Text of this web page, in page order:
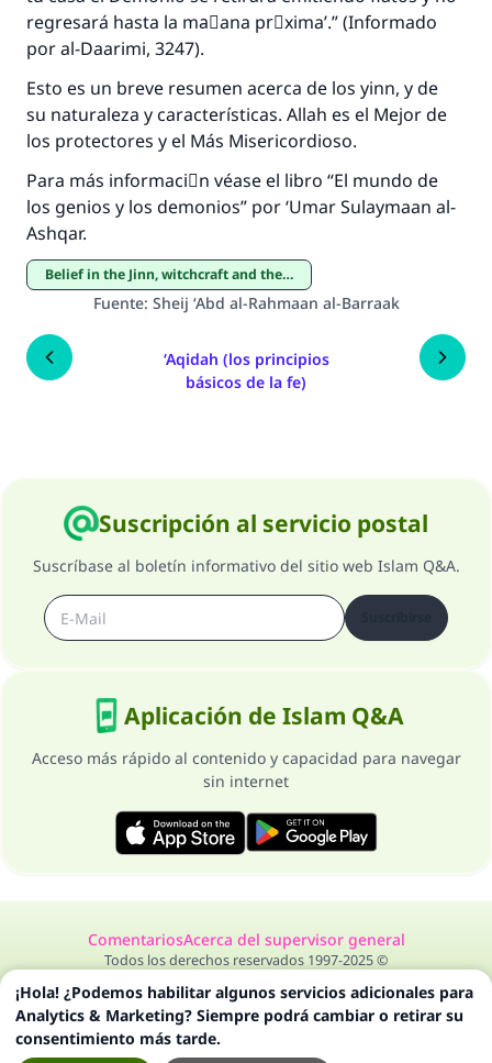
regresará hasta la maٌana prَxima’.” (Informado
por al-Daarimi, 3247).
Esto es un breve resumen acerca de los yinn, y de
su naturaleza y características. Allah es el Mejor de
los protectores y el Más Misericordioso.
Para más informaciَn véase el libro “El mundo de
los genios y los demonios” por ‘Umar Sulaymaan al-
Ashqar.
Belief in the Jinn, witchcraft and the evil eye
Fuente: Sheij ‘Abd al-Rahmaan al-Barraak
‘Aqidah (los principios
básicos de la fe)
Suscripción al servicio postal
Suscríbase al boletín informativo del sitio web Islam Q&A.
Aplicación de Islam Q&A
Acceso más rápido al contenido y capacidad para navegar
sin internet
ComentariosAcerca del supervisor general
Todos los derechos reservados 1997-2025 ©
¡Hola! ¿Podemos habilitar algunos servicios adicionales para
Analytics & Marketing? Siempre podrá cambiar o retirar su
consentimiento más tarde.